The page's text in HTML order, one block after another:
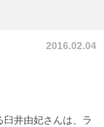
2016.02.04
井由妃さんは、ラ